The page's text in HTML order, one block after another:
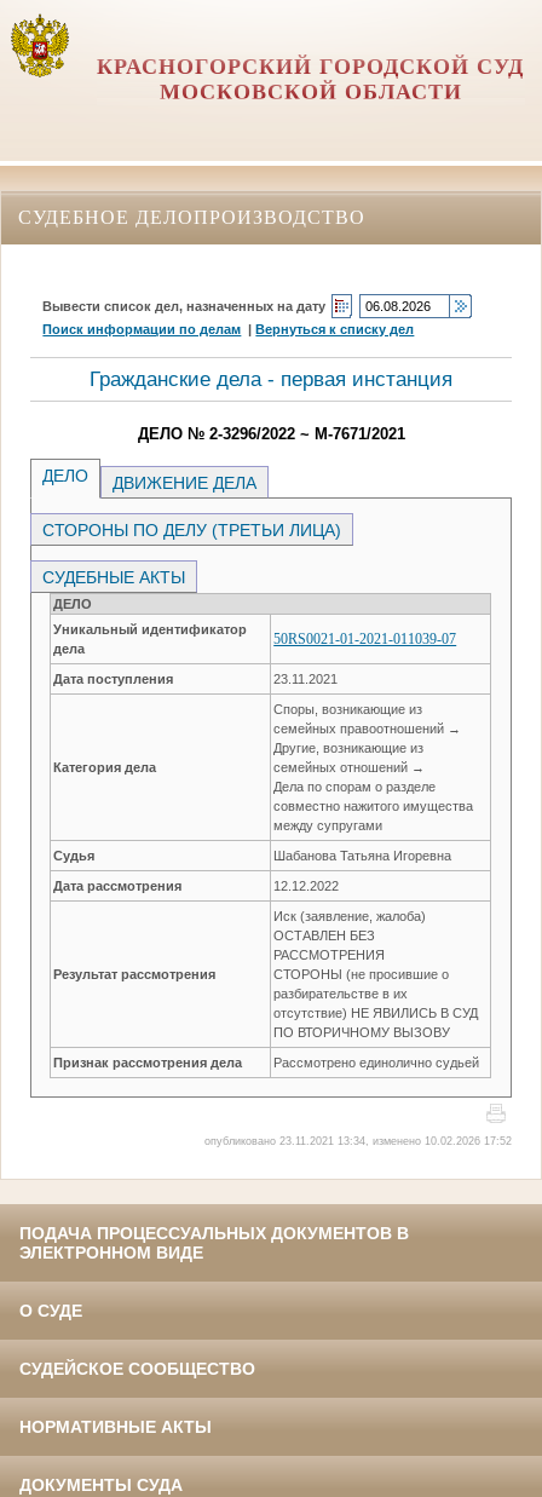
КРАСНОГОРСКИЙ ГОРОДСКОЙ СУД
МОСКОВСКОЙ ОБЛАСТИ
СУДЕБНОЕ ДЕЛОПРОИЗВОДСТВО
Вывести список дел, назначенных на дату
Поиск информации по делам |Вернуться к списку дел
Гражданские дела - первая инстанция
ДЕЛО № 2-3296/2022 ~ М-7671/2021
ДЕЛО ДВИЖЕНИЕ ДЕЛА
СТОРОНЫ ПО ДЕЛУ (ТРЕТЬИ ЛИЦА)
СУДЕБНЫЕ АКТЫ
ДЕЛО
Уникальный идентификатор
дела
50RS0021-01-2021-011039-07
Дата поступления 23.11.2021
Категория дела
Споры, возникающие из
семейных правоотношений →
Другие, возникающие из
семейных отношений →
Дела по спорам о разделе
совместно нажитого имущества
между супругами
Судья Шабанова Татьяна Игоревна
Дата рассмотрения 12.12.2022
Результат рассмотрения
Иск (заявление, жалоба)
ОСТАВЛЕН БЕЗ
РАССМОТРЕНИЯ
СТОРОНЫ (не просившие о
разбирательстве в их
отсутствие) НЕ ЯВИЛИСЬ В СУД
ПО ВТОРИЧНОМУ ВЫЗОВУ
Признак рассмотрения дела Рассмотрено единолично судьей
опубликовано 23.11.2021 13:34, изменено 10.02.2026 17:52
ПОДАЧА ПРОЦЕССУАЛЬНЫХ ДОКУМЕНТОВ В
ЭЛЕКТРОННОМ ВИДЕ
О СУДЕ
СУДЕЙСКОЕ СООБЩЕСТВО
НОРМАТИВНЫЕ АКТЫ
ДОКУМЕНТЫ СУДА